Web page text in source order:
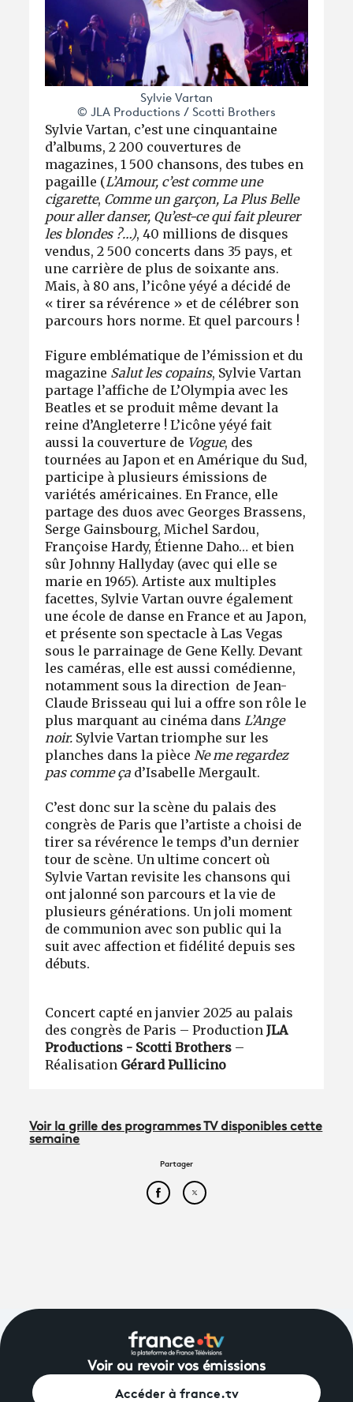
Sylvie Vartan
© JLA Productions / Scotti Brothers
Sylvie Vartan, c’est une cinquantaine
d’albums, 2 200 couvertures de
magazines, 1 500 chansons, des tubes en
pagaille (L’Amour, c’est comme une
cigarette, Comme un garçon, La Plus Belle
pour aller danser, Qu’est-ce qui fait pleurer
les blondes ?…), 40 millions de disques
vendus, 2 500 concerts dans 35 pays, et
une carrière de plus de soixante ans.
Mais, à 80 ans, l’icône yéyé a décidé de
« tirer sa révérence » et de célébrer son
parcours hors norme. Et quel parcours !
Figure emblématique de l’émission et du
magazine Salut les copains, Sylvie Vartan
partage l’affiche de L’Olympia avec les
Beatles et se produit même devant la
reine d’Angleterre ! L’icône yéyé fait
aussi la couverture de Vogue, des
tournées au Japon et en Amérique du Sud,
participe à plusieurs émissions de
variétés américaines. En France, elle
partage des duos avec Georges Brassens,
Serge Gainsbourg, Michel Sardou,
Françoise Hardy, Étienne Daho… et bien
sûr Johnny Hallyday (avec qui elle se
marie en 1965). Artiste aux multiples
facettes, Sylvie Vartan ouvre également
une école de danse en France et au Japon,
et présente son spectacle à Las Vegas
sous le parrainage de Gene Kelly. Devant
les caméras, elle est aussi comédienne,
notamment sous la direction de Jean-
Claude Brisseau qui lui a offre son rôle le
plus marquant au cinéma dans L’Ange
noir. Sylvie Vartan triomphe sur les
planches dans la pièce Ne me regardez
pas comme ça d’Isabelle Mergault.
C’est donc sur la scène du palais des
congrès de Paris que l’artiste a choisi de
tirer sa révérence le temps d’un dernier
tour de scène. Un ultime concert où
Sylvie Vartan revisite les chansons qui
ont jalonné son parcours et la vie de
plusieurs générations. Un joli moment
de communion avec son public qui la
suit avec affection et fidélité depuis ses
débuts.
Concert capté en janvier 2025 au palais
des congrès de Paris – ProductionJLA
Productions - Scotti Brothers –
Réalisation Gérard Pullicino
Voir la grille des programmes TV disponibles cette
semaine
Partager
Partager cet article sur
Partager cet article sur
Voir ou revoir vos émissions
Accéder à france.tv